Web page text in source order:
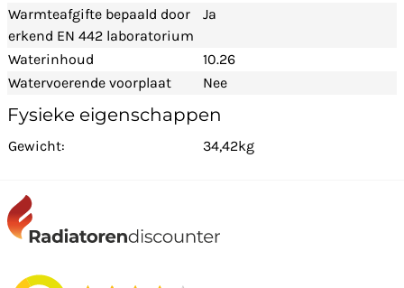
Warmteafgifte bepaald door
erkend EN 442 laboratorium
Ja
Waterinhoud
10.26
Watervoerende voorplaat
Nee
Fysieke eigenschappen
Gewicht: 34,42kg